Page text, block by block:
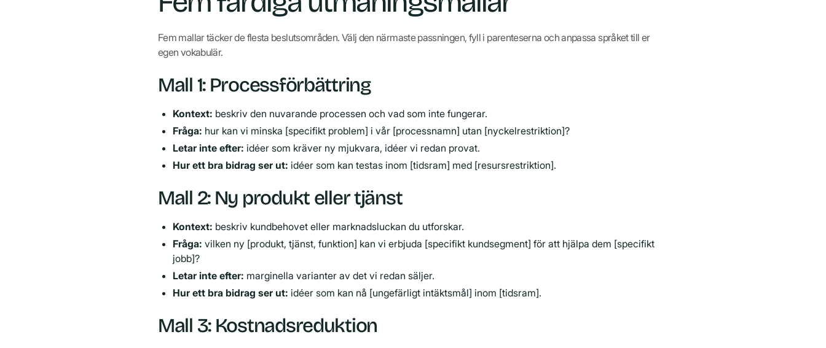
Fem mallar täcker de flesta beslutsområden. Välj den närmaste passningen, fyll i parenteserna och anpassa språket till er
egen vokabulär.
Mall 1: Processförbättring
Kontext: beskriv den nuvarande processen och vad som inte fungerar.
Fråga: hur kan vi minska [specifikt problem] i vår [processnamn] utan [nyckelrestriktion]?
Letar inte efter: idéer som kräver ny mjukvara, idéer vi redan provat.
Hur ett bra bidrag ser ut: idéer som kan testas inom [tidsram] med [resursrestriktion].
Mall 2: Ny produkt eller tjänst
Kontext: beskriv kundbehovet eller marknadsluckan du utforskar.
Fråga: vilken ny [produkt, tjänst, funktion] kan vi erbjuda [specifikt kundsegment] för att hjälpa dem [specifikt
jobb]?
Letar inte efter: marginella varianter av det vi redan säljer.
Hur ett bra bidrag ser ut: idéer som kan nå [ungefärligt intäktsmål] inom [tidsram].
Mall 3: Kostnadsreduktion